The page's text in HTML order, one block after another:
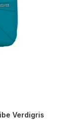
Verdigris